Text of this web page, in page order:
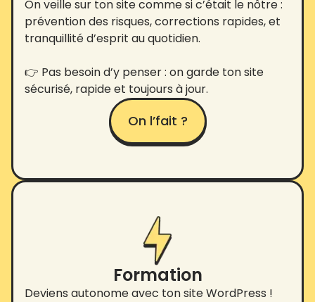
On veille sur ton site comme si c’était le nôtre :
prévention des risques, corrections rapides, et
tranquillité d’esprit au quotidien.
👉 Pas besoin d’y penser : on garde ton site
sécurisé, rapide et toujours à jour.
On l’fait ?
Formation
Deviens autonome avec ton site WordPress !